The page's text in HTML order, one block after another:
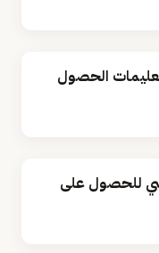
الحصول
المشي للحصول على